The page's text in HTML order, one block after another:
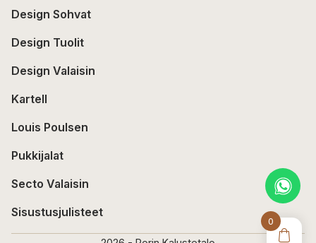
0
Design Sohvat
Design Tuolit
Design Valaisin
Kartell
Louis Poulsen
Pukkijalat
Secto Valaisin
Sisustusjulisteet